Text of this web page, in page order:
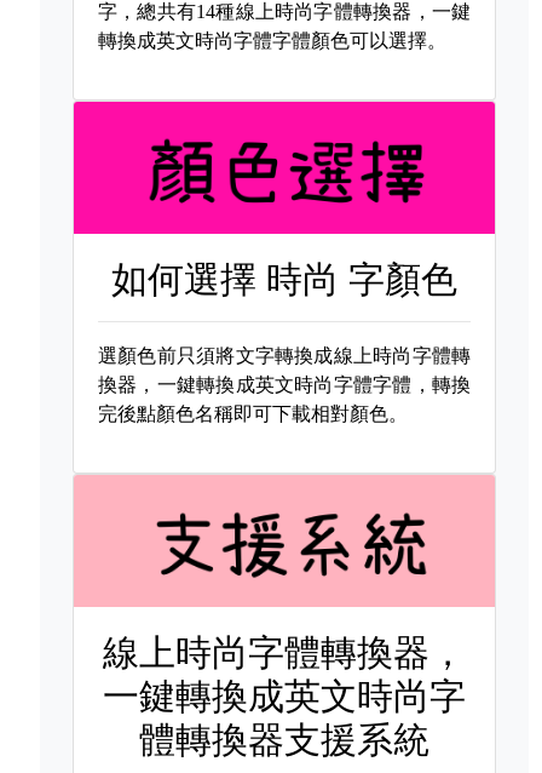
字，總共有14種線上時尚字體轉換器，一鍵
轉換成英文時尚字體字體顏色可以選擇。
如何選擇 時尚 字顏色
選顏色前只須將文字轉換成線上時尚字體轉
換器，一鍵轉換成英文時尚字體字體，轉換
完後點顏色名稱即可下載相對顏色。
線上時尚字體轉換器，
一鍵轉換成英文時尚字
體轉換器支援系統